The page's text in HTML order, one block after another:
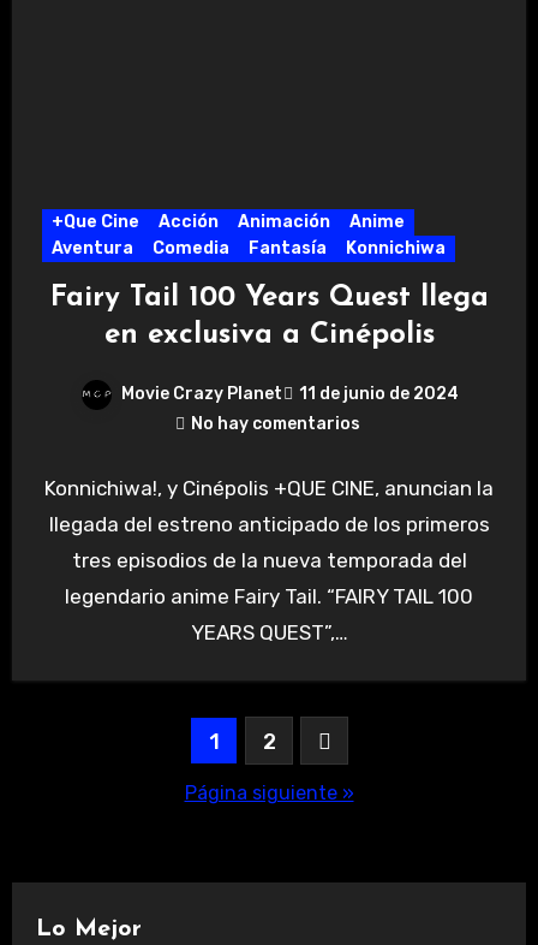
+Que Cine Acción Animación
Anime
Aventura
Comedia Fantasía Konnichiwa
Fairy Tail 100 Years Quest llega
en exclusiva a Cinépolis
Movie Crazy Planet
11 de junio de 2024
No hay comentarios
Konnichiwa!, y Cinépolis +QUE CINE, anuncian la
llegada del estreno anticipado de los primeros
tres episodios de la nueva temporada del
legendario anime Fairy Tail. “FAIRY TAIL 100
YEARS QUEST”,…
Paginación1 2
Página siguiente »
Lo Mejor